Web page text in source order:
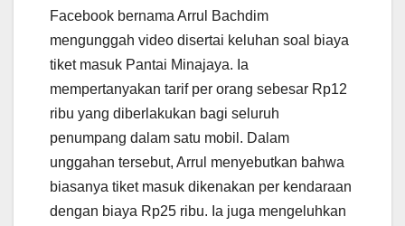
Facebook bernama Arrul Bachdim
mengunggah video disertai keluhan soal biaya
tiket masuk Pantai Minajaya. Ia
mempertanyakan tarif per orang sebesar Rp12
ribu yang diberlakukan bagi seluruh
penumpang dalam satu mobil. Dalam
unggahan tersebut, Arrul menyebutkan bahwa
biasanya tiket masuk dikenakan per kendaraan
dengan biaya Rp25 ribu. Ia juga mengeluhkan